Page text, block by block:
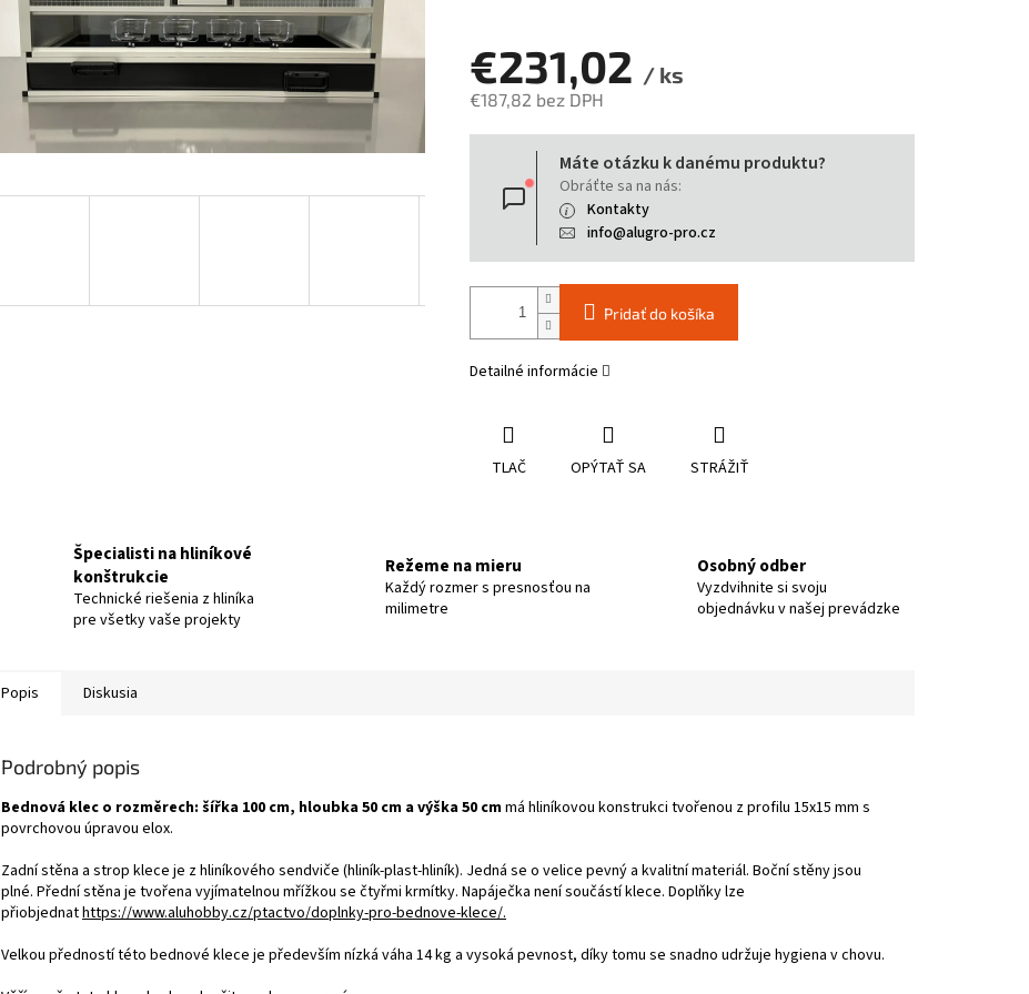
€231,02 / ks
€187,82 bez DPH
Jednotková
Máte otázku k danému produktu?
Obráťte sa na nás:
Kontakty
info@alugro-pro.cz
Pridať do košíka
Detailné informácie
TLAČ OPÝTAŤ SA STRÁŽIŤ
Špecialisti na hliníkové
konštrukcie
Technické riešenia z hliníka
pre všetky vaše projekty
Režeme na mieru
Každý rozmer s presnosťou na
milimetre
Osobný odber
Vyzdvihnite si svoju
objednávku v našej prevádzke
Popis Diskusia
Podrobný popis
Bednová klec o rozměrech: šířka 100 cm, hloubka 50 cm a výška 50 cmmá hliníkovou konstrukci tvořenou z profilu 15x15 mm s
povrchovou úpravou elox.
Zadní stěna a strop klece je z hliníkového sendviče (hliník-plast-hliník). Jedná se o velice pevný a kvalitní materiál. Boční stěny jsou
plné. Přední stěna je tvořena vyjímatelnou mřížkou se čtyřmi krmítky. Napáječka není součástí klece. Doplňky lze
přiobjednathttps://www.aluhobby.cz/ptactvo/doplnky-pro-bednove-klece/.
Velkou předností této bednové klece je především nízká váha 14 kg a vysoká pevnost, díky tomu se snadno udržuje hygiena v chovu.